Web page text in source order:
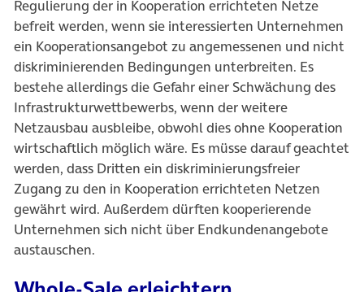
Regulierung der in Kooperation errichteten Netze
befreit werden, wenn sie interessierten Unternehmen
ein Kooperationsangebot zu angemessenen und nicht
diskriminierenden Bedingungen unterbreiten. Es
bestehe allerdings die Gefahr einer Schwächung des
Infrastrukturwettbewerbs, wenn der weitere
Netzausbau ausbleibe, obwohl dies ohne Kooperation
wirtschaftlich möglich wäre. Es müsse darauf geachtet
werden, dass Dritten ein diskriminierungsfreier
Zugang zu den in Kooperation errichteten Netzen
gewährt wird. Außerdem dürften kooperierende
Unternehmen sich nicht über Endkundenangebote
austauschen.